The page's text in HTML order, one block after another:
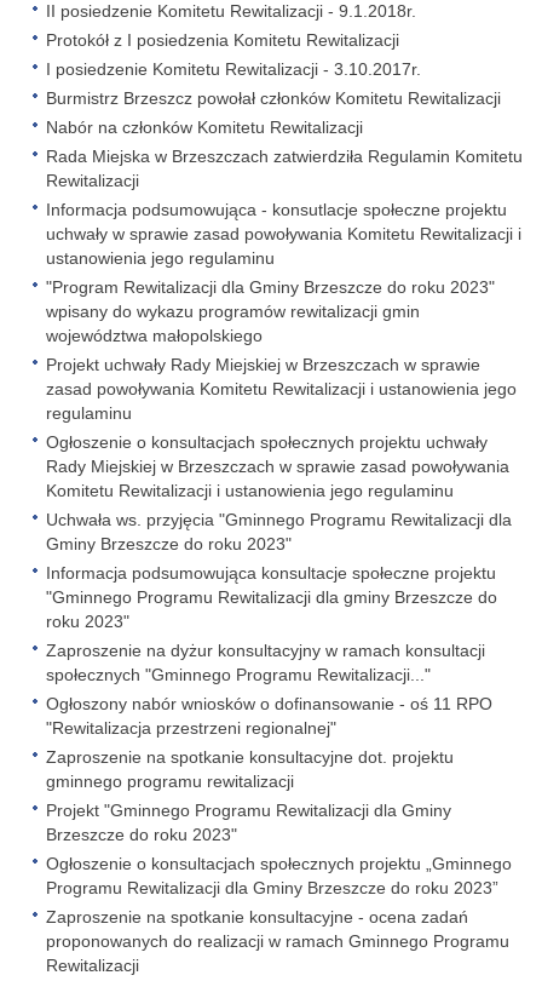
II posiedzenie Komitetu Rewitalizacji - 9.1.2018r.
Protokół z I posiedzenia Komitetu Rewitalizacji
I posiedzenie Komitetu Rewitalizacji - 3.10.2017r.
Burmistrz Brzeszcz powołał członków Komitetu Rewitalizacji
Nabór na członków Komitetu Rewitalizacji
Rada Miejska w Brzeszczach zatwierdziła Regulamin Komitetu
Rewitalizacji
Informacja podsumowująca - konsutlacje społeczne projektu
uchwały w sprawie zasad powoływania Komitetu Rewitalizacji i
ustanowienia jego regulaminu
"Program Rewitalizacji dla Gminy Brzeszcze do roku 2023"
wpisany do wykazu programów rewitalizacji gmin
województwa małopolskiego
Projekt uchwały Rady Miejskiej w Brzeszczach w sprawie
zasad powoływania Komitetu Rewitalizacji i ustanowienia jego
regulaminu
Ogłoszenie o konsultacjach społecznych projektu uchwały
Rady Miejskiej w Brzeszczach w sprawie zasad powoływania
Komitetu Rewitalizacji i ustanowienia jego regulaminu
Uchwała ws. przyjęcia "Gminnego Programu Rewitalizacji dla
Gminy Brzeszcze do roku 2023"
Informacja podsumowująca konsultacje społeczne projektu
"Gminnego Programu Rewitalizacji dla gminy Brzeszcze do
roku 2023"
Zaproszenie na dyżur konsultacyjny w ramach konsultacji
społecznych "Gminnego Programu Rewitalizacji..."
Ogłoszony nabór wniosków o dofinansowanie - oś 11 RPO
"Rewitalizacja przestrzeni regionalnej"
Zaproszenie na spotkanie konsultacyjne dot. projektu
gminnego programu rewitalizacji
Projekt "Gminnego Programu Rewitalizacji dla Gminy
Brzeszcze do roku 2023"
Ogłoszenie o konsultacjach społecznych projektu „Gminnego
Programu Rewitalizacji dla Gminy Brzeszcze do roku 2023”
Zaproszenie na spotkanie konsultacyjne - ocena zadań
proponowanych do realizacji w ramach Gminnego Programu
Rewitalizacji